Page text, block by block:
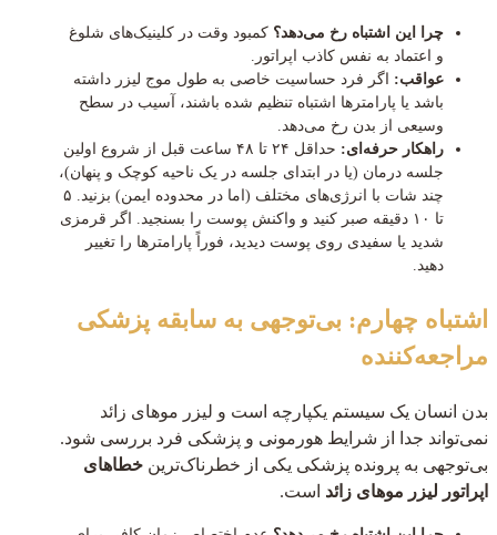
چرا این اشتباه رخ می‌دهد؟ کمبود وقت در کلینیک‌های شلوغ
و اعتماد به نفس کاذب اپراتور.
عواقب: اگر فرد حساسیت خاصی به طول موج لیزر داشته
باشد یا پارامترها اشتباه تنظیم شده باشند، آسیب در سطح
وسیعی از بدن رخ می‌دهد.
راهکار حرفه‌ای:
حداقل ۲۴ تا ۴۸ ساعت قبل از شروع اولین
جلسه درمان (یا در ابتدای جلسه در یک ناحیه کوچک و پنهان)،
چند شات با انرژی‌های مختلف (اما در محدوده ایمن) بزنید. ۵
تا ۱۰ دقیقه صبر کنید و واکنش پوست را بسنجید. اگر قرمزی
شدید یا سفیدی روی پوست دیدید، فوراً پارامترها را تغییر
دهید.
اشتباه چهارم: بی‌توجهی به سابقه پزشکی
مراجعه‌کننده
بدن انسان یک سیستم یکپارچه است و لیزر موهای زائد
نمی‌تواند جدا از شرایط هورمونی و پزشکی فرد بررسی شود.
بی‌توجهی به پرونده پزشکی یکی از خطرناک‌ترین خطاهای
اپراتور لیزر موهای زائد است.